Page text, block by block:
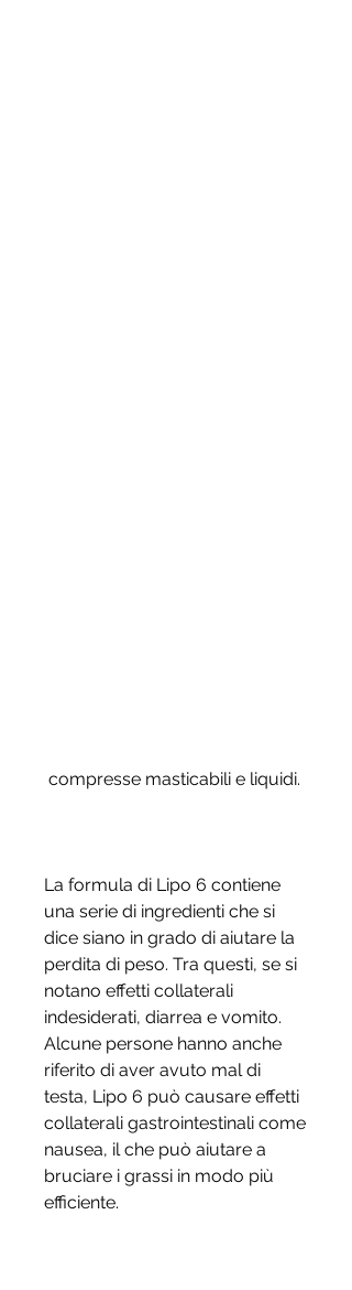
compresse masticabili e liquidi.
La formula di Lipo 6 contiene
una serie di ingredienti che si
dice siano in grado di aiutare la
perdita di peso. Tra questi, se si
notano effetti collaterali
indesiderati, diarrea e vomito.
Alcune persone hanno anche
riferito di aver avuto mal di
testa, Lipo 6 può causare effetti
collaterali gastrointestinali come
nausea, il che può aiutare a
bruciare i grassi in modo più
efficiente.